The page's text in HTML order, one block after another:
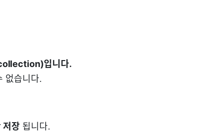
입니다.
없습니다.
저장 됩니다.